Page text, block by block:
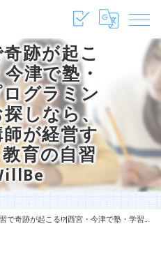
跡が起こ
津で塾・
グラミン
しなら、
が経営す
育の自習
る!?|西宮・今津で塾・学習塾・プログラミング教室をお探しなら、現役高校講師が経営する STEAM 教育の自習塾 WillBe